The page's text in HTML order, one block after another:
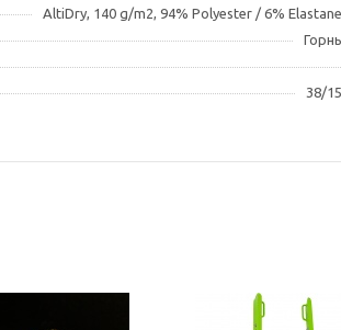
AltiDry, 140 g/m2, 94% Polyester / 6%
38/